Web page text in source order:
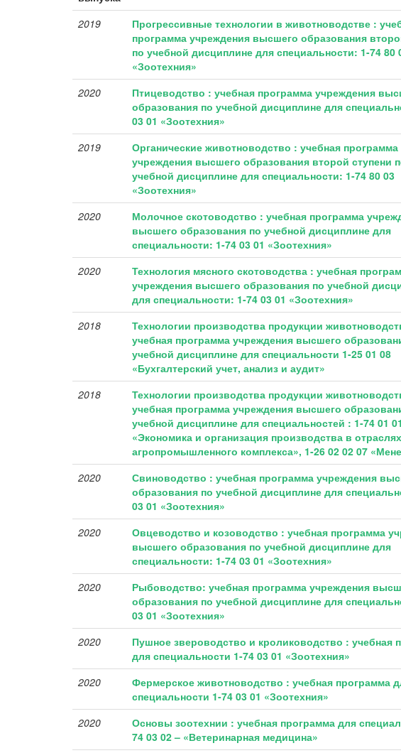
2019
Прогрессивные технологии в животноводстве :
программа учреждения высшего образования
по учебной дисциплине для специальности: 1-74 80
«Зоотехния»
2020
Птицеводство : учебная программа учреждения
образования по учебной дисциплине для
03 01 «Зоотехния»
2019
Органические животноводство : учебная программа
учреждения высшего образования второй ступени
учебной дисциплине для специальности: 1-74 80 03
«Зоотехния»
2020
Молочное скотоводство : учебная программа
высшего образования по учебной дисциплине для
специальности: 1-74 03 01 «Зоотехния»
2020
Технология мясного скотоводства : учебная
учреждения высшего образования по учебной
для специальности: 1-74 03 01 «Зоотехния»
2018
Технологии производства продукции
учебная программа учреждения высшего
учебной дисциплине для специальности 1-25 01 08
«Бухгалтерский учет, анализ и аудит»
2018
Технологии производства продукции
учебная программа учреждения высшего
учебной дисциплине для специальностей : 1-74 01 01
«Экономика и организация производства в отраслях
агропромышленного комплекса», 1-26 02 02 07
2020
Свиноводство : учебная программа учреждения
образования по учебной дисциплине для
03 01 «Зоотехния»
2020
Овцеводство и козоводство : учебная программа
высшего образования по учебной дисциплине для
специальности: 1-74 03 01 «Зоотехния»
2020
Рыбоводство: учебная программа учреждения
образования по учебной дисциплине для
03 01 «Зоотехния»
2020
Пушное звероводство и кролиководство : учебная
для специальности 1-74 03 01 «Зоотехния»
2020
Фермерское животноводство : учебная программа
специальности 1-74 03 01 «Зоотехния»
2020
Основы зоотехнии : учебная программа для
74 03 02 – «Ветеринарная медицина»